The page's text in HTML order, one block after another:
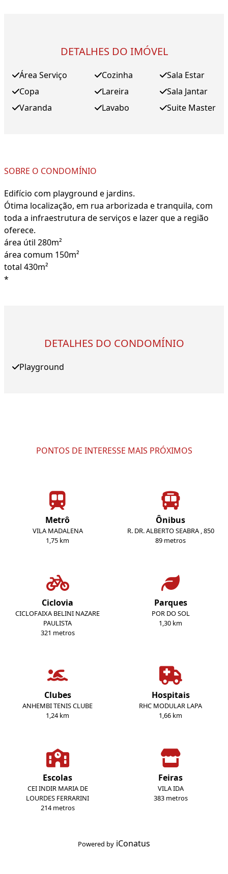
DETALHES DO IMÓVEL
Área Serviço
Copa
Varanda
Cozinha
Lareira
Lavabo
Sala Estar
Sala Jantar
Suite Master
SOBRE O CONDOMÍNIO
Edifício com playground e jardins.
Ótima localização, em rua arborizada e tranquila, com
toda a infraestrutura de serviços e lazer que a região
oferece.
área útil 280m²
área comum 150m²
total 430m²
*
DETALHES DO CONDOMÍNIO
Playground
PONTOS DE INTERESSE MAIS PRÓXIMOS
Metrô
VILA MADALENA
1,75 km
Ônibus
R. DR. ALBERTO SEABRA , 850
89 metros
Ciclovia
CICLOFAIXA BELINI NAZARE
PAULISTA
321 metros
Parques
POR DO SOL
1,30 km
Clubes
ANHEMBI TENIS CLUBE
1,24 km
Hospitais
RHC MODULAR LAPA
1,66 km
Escolas
CEI INDIR MARIA DE
LOURDES FERRARINI
214 metros
Feiras
VILA IDA
383 metros
Powered by iConatus